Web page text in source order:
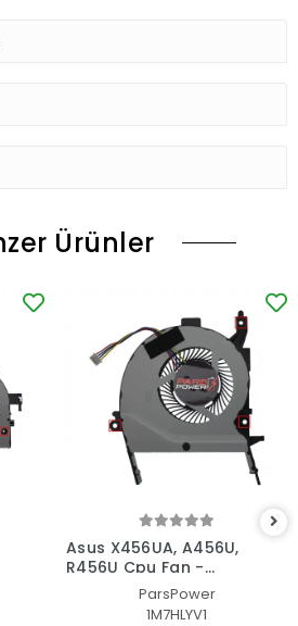
Ürünler
Asus X456UA, A456U,
R456U Cpu Fan -
İşlemci FanıParsPower
1M7HLYV1